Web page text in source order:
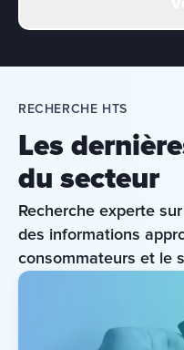
RECHERCHE HTS
Les
du secteur
Recherche experte
des informations
consommateurs et le